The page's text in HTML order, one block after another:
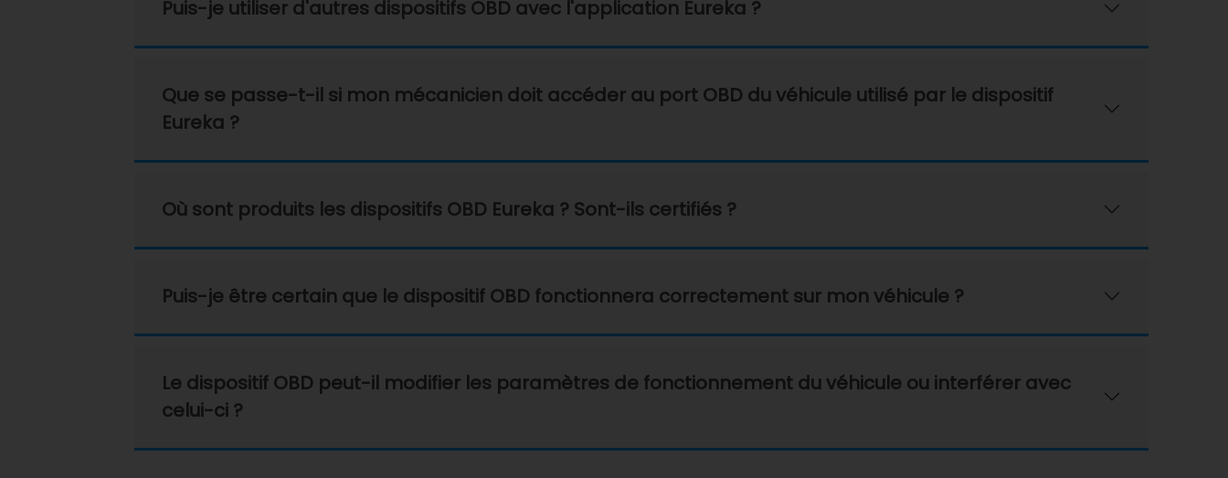
Puis-je utiliser d'autres dispositifs OBD avec l'application Eureka ?
Que se passe-t-il si mon mécanicien doit accéder au port OBD du véhicule utilisé par le dispositif
Eureka ?
Où sont produits les dispositifs OBD Eureka ? Sont-ils certifiés ?
Puis-je être certain que le dispositif OBD fonctionnera correctement sur mon véhicule ?
Le dispositif OBD peut-il modifier les paramètres de fonctionnement du véhicule ou interférer avec
celui-ci ?